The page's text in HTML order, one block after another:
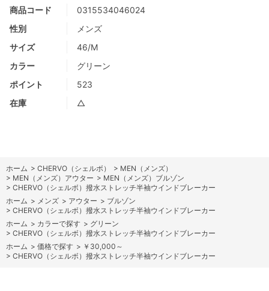
商品コード
0315534046024
性別
メンズ
サイズ
46/M
カラー
グリーン
ポイント
523
在庫
△
ホーム > CHERVO（シェルボ） > MEN（メンズ）
> MEN（メンズ）アウター > MEN（メンズ）ブルゾン
> CHERVO（シェルボ）撥水ストレッチ半袖ウインドブレーカー
ホーム > メンズ > アウター > ブルゾン
> CHERVO（シェルボ）撥水ストレッチ半袖ウインドブレーカー
ホーム > カラーで探す > グリーン
> CHERVO（シェルボ）撥水ストレッチ半袖ウインドブレーカー
ホーム > 価格で探す > ￥30,000～
> CHERVO（シェルボ）撥水ストレッチ半袖ウインドブレーカー